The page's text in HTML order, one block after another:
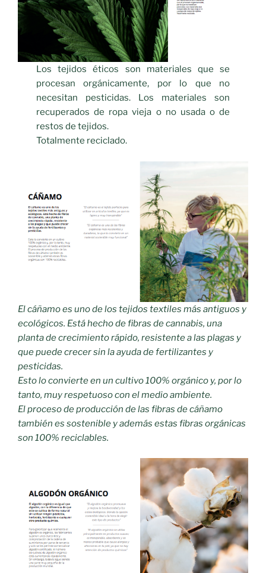
Los tejidos éticos son materiales que se
procesan orgánicamente, por lo que no
necesitan pesticidas. Los materiales son
recuperados de ropa vieja o no usada o de
restos de tejidos.
Totalmente reciclado.
El cáñamo es uno de los tejidos textiles más antiguos y
ecológicos. Está hecho de fibras de cannabis, una
planta de crecimiento rápido, resistente a las plagas y
que puede crecer sin la ayuda de fertilizantes y
pesticidas.
Esto lo convierte en un cultivo 100% orgánico y, por lo
tanto, muy respetuoso con el medio ambiente.
El proceso de producción de las fibras de cáñamo
también es sostenible y además estas fibras orgánicas
son 100% reciclables.